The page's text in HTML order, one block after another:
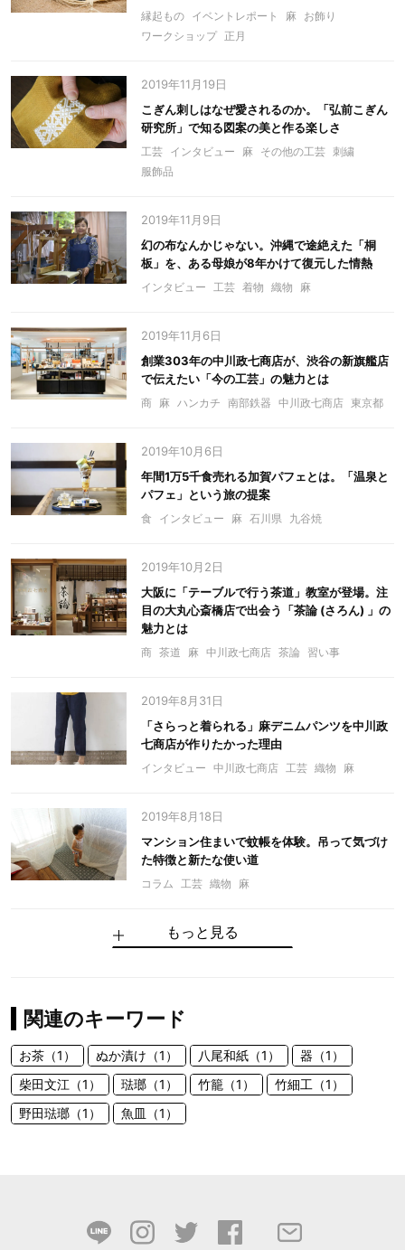
縁起もの イベントレポート 麻
お飾り
ワークショップ 正月
2019年11月19日
こぎん刺しはなぜ愛されるのか。「弘前こぎん
研究所」で知る図案の美と作る楽しさ
工芸 インタビュー 麻 その他の工芸 刺繍
服飾品
2019年11月9日
幻の布なんかじゃない。沖縄で途絶えた「桐
板」を、ある母娘が8年かけて復元した情熱
インタビュー 工芸 着物 織物 麻
2019年11月6日
創業303年の中川政七商店が、渋谷の新旗艦店
で伝えたい「今の工芸」の魅力とは
商 麻 ハンカチ 南部鉄器 中川政七商店 東京都
2019年10月6日
年間1万5千食売れる加賀パフェとは。「温泉と
パフェ」という旅の提案
食 インタビュー 麻 石川県 九谷焼
2019年10月2日
大阪に「テーブルで行う茶道」教室が登場。注
目の大丸心斎橋店で出会う「茶論 (さろん) 」の
魅力とは
商 茶道 麻 中川政七商店 茶論 習い事
2019年8月31日
「さらっと着られる」麻デニムパンツを中川政
七商店が作りたかった理由
インタビュー 中川政七商店 工芸 織物 麻
2019年8月18日
マンション住まいで蚊帳を体験。吊って気づけ
た特徴と新たな使い道
コラム 工芸 織物 麻
もっと見る
関連のキーワード
お茶（1） ぬか漬け（1） 八尾和紙（1）
器（1）
柴田文江（1）
琺瑯（1） 竹籠（1）
竹細工（1）
野田琺瑯（1）
魚皿（1）